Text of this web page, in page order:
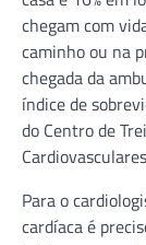
chegam com
caminho ou na
chegada da
índice de
do Centro de
Para o
cardíaca é